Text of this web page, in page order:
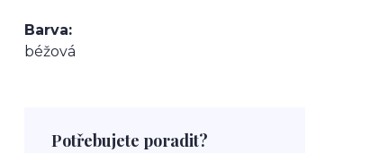
Barva
béžová
Potřebujete poradit?